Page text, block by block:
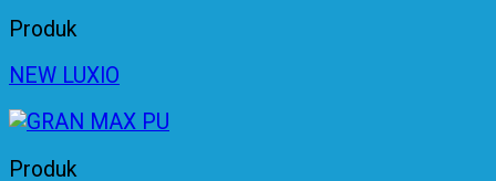
Produk
NEW LUXIO
Produk